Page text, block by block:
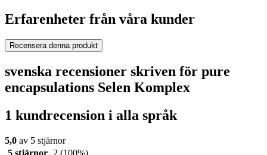
Erfarenheter från våra kunder
Recensera denna produkt
svenska recensioner skriven för pure
encapsulations Selen Komplex
1 kundrecension i alla språk
5,0 av 5 stjärnor
5 stjärnor
2 (100%)